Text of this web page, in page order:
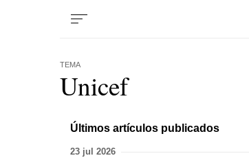
TEMA
Unicef
Últimos artículos publicados
23 jul 2026